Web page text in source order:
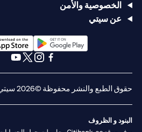
الخصوصية والأمن
عن سيتي
opens in a new tab
a new tab
حقوق الطبع والنشر محفوظة ©2026 سيتي جروب انك.
البنود و الظروف